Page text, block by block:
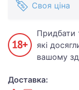
Своя ціна
Придбати
які
вашому
Доставка: